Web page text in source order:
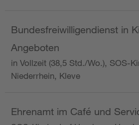
Bundesfreiwilligendienst in
Angeboten
in Vollzeit (38,5 Std./Wo.), SOS-
Niederrhein, Kleve
Ehrenamt im Café und